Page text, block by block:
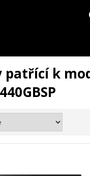
situaci se může dodání dílů,
zpozdit. Děkujeme za
patřící k